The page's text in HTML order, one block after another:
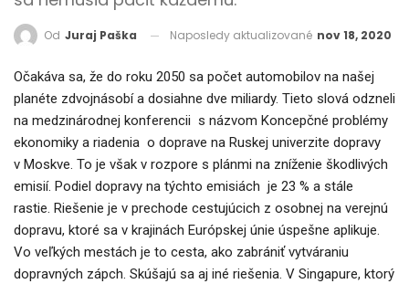
Od Juraj Paška Naposledy aktualizované nov 18, 2020
Očakáva sa, že do roku 2050 sa počet automobilov na našej
planéte zdvojnásobí a dosiahne dve miliardy. Tieto slová odzneli
na medzinárodnej konferencii s názvom Koncepčné problémy
ekonomiky a riadenia o doprave na Ruskej univerzite dopravy
v Moskve. To je však v rozpore s plánmi na zníženie škodlivých
emisií. Podiel dopravy na týchto emisiách je 23 % a stále
rastie. Riešenie je v prechode cestujúcich z osobnej na verejnú
dopravu, ktoré sa v krajinách Európskej únie úspešne aplikuje.
Vo veľkých mestách je to cesta, ako zabrániť vytváraniu
dopravných zápch. Skúšajú sa aj iné riešenia. V Singapure, ktorý